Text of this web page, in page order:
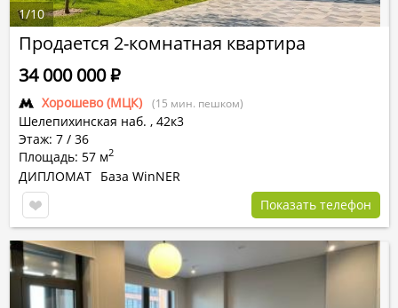
Продается 2-комнатная квартира
Хорошево (МЦК) (15 мин. пешком)
Шелепихинская наб. , 42к3
Этаж: 7 / 36
Площадь: 57 м2
34 000 000Р
ДИПЛОМАТ База WinNER
Показать телефон
1/10